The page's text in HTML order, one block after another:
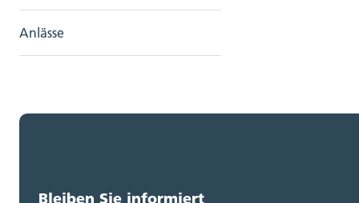
Anlässe
Bleiben Sie informiert